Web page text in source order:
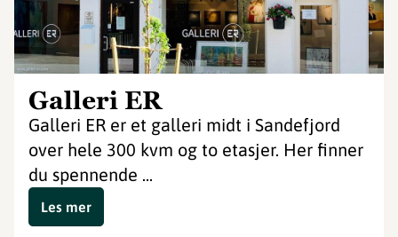
Galleri ER
Galleri ER er et galleri midt i Sandefjord
over hele 300 kvm og to etasjer. Her finner
du spennende ...
Les mer